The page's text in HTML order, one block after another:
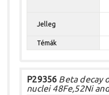
Jelleg
Témák
P29356 Beta decay
nuclei 48Fe,52Ni